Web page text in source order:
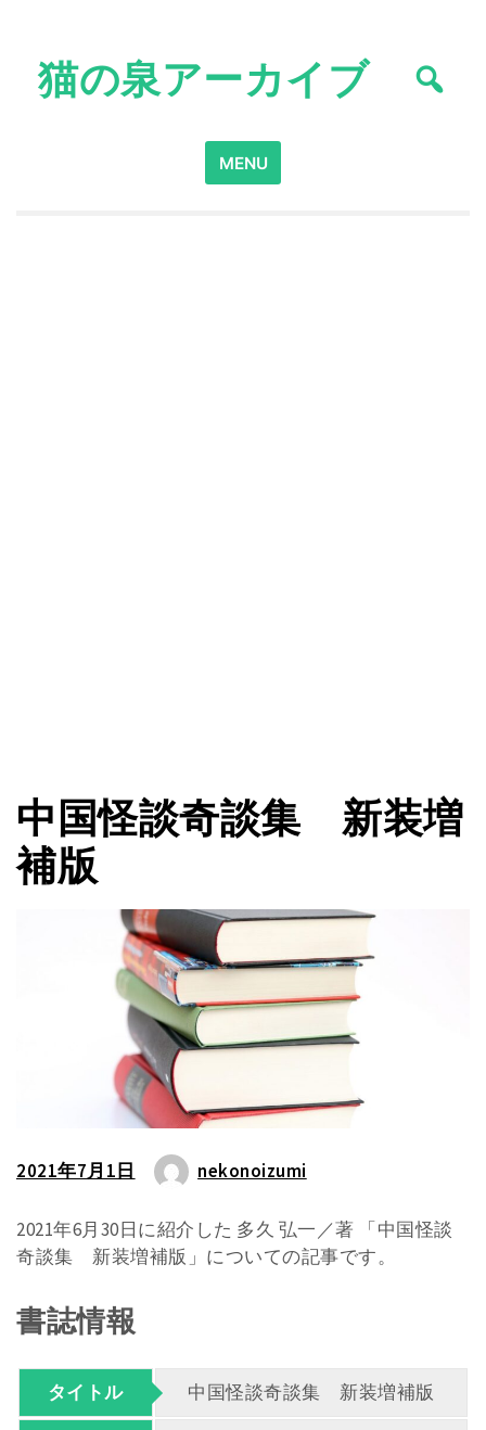
content猫の泉アーカイブ
Search
for:
MENU
中国怪談奇談集 新装増
補版
2021年7月1日 nekonoizumi
2021年6月30日に紹介した 多久 弘一／著 「中国怪談
奇談集 新装増補版」についての記事です。
書誌情報
タイトル 中国怪談奇談集 新装増補版